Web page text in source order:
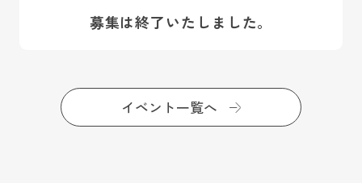
募集は終了いたしました。
イベント一覧へ